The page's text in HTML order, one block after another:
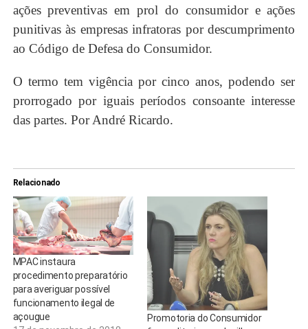
ações preventivas em prol do consumidor e ações
punitivas às empresas infratoras por descumprimento
ao Código de Defesa do Consumidor.
O termo tem vigência por cinco anos, podendo ser
prorrogado por iguais períodos consoante interesse
das partes. Por André Ricardo.
Relacionado
MPAC instaura
procedimento preparatório
para averiguar possível
funcionamento ilegal de
açougue
Promotoria do Consumidor